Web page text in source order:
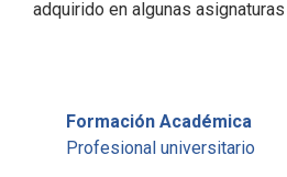
adquirido en algunas
Formación Académica
Profesional universitario